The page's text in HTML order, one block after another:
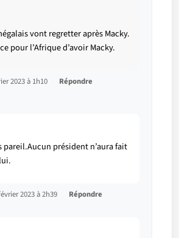
vont regretter après Macky.
pour l’Afrique d’avoir Macky.
2023 à 1h10 Répondre
pareil.Aucun président n’aura fait
2023 à 2h39 Répondre